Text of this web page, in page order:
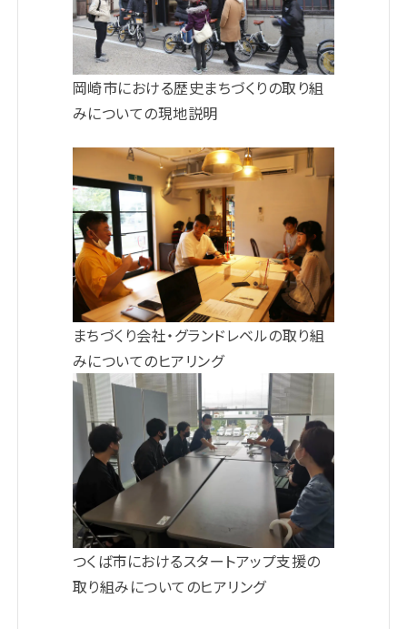
岡崎市における歴史まちづくりの取り組
みについての現地説明
まちづくり会社・グランドレベルの取り組
みについてのヒアリング
つくば市におけるスタートアップ⽀援の
取り組みについてのヒアリング